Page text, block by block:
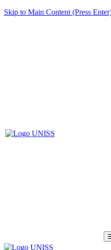
Skip to Main Content (Press